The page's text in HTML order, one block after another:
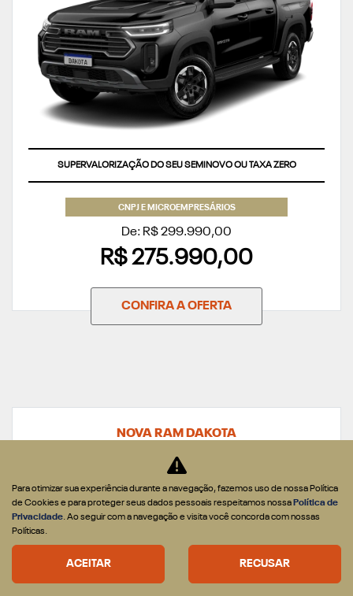
SUPERVALORIZAÇÃO DO SEU SEMINOVO OU TAXA ZERO
CNPJ E MICROEMPRESÁRIOS
De: R$ 299.990,00
R$ 275.990,00
CONFIRA A OFERTA
NOVA RAM DAKOTA
DAKOTA WARLOCK 2.2 DIESEL 2026
Para otimizar sua experiência durante a navegação, fazemos uso de nossa Política
de Cookies e para proteger seus dados pessoais respeitamos nossa Política de
Privacidade. Ao seguir com a navegação e visita você concorda com nossas
Políticas.
ACEITAR RECUSAR